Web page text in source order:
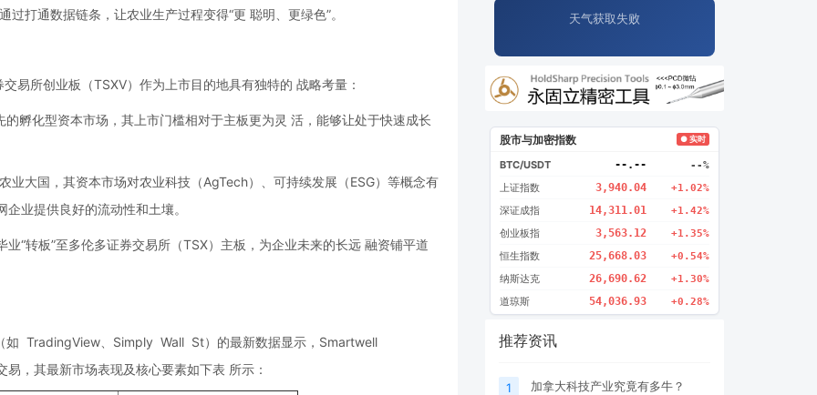
过打通数据链条，让农业生产过程变得“更 聪明、更绿色”。
易所创业板（TSXV）作为上市目的地具有独特的 战略考量：
孵化型资本市场，其上市门槛相对于主板更为灵 活，能够让处于快速成长
业大国，其资本市场对农业科技（AgTech）、可持续发展（ESG）等概念有
业提供良好的流动性和土壤。
“转板”至多伦多证券交易所（TSX）主板，为企业未来的长远 融资铺平道
如 TradingView、Simply Wall St）的最新数据显示，Smartwell
，其最新市场表现及核心要素如下表 所示：
天气获取失败
股市与加密指数 ● 实时
BTC/USDT --.-- --%
上证指数 3,940.04 +1.02%
深证成指 14,311.01 +1.42%
创业板指 3,563.12 +1.35%
恒生指数 25,668.03 +0.54%
纳斯达克 26,690.62 +1.30%
道琼斯 54,036.93 +0.28%
推荐资讯
1 加拿大科技产业究竟有多牛？